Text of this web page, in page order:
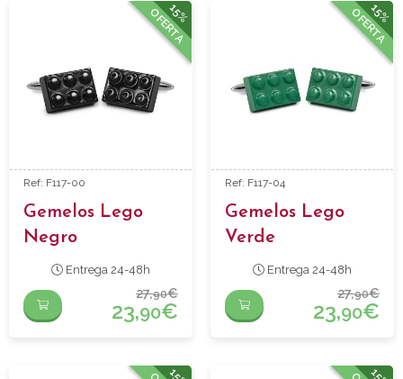
15%
OFERTA
Ref: F117-00
Gemelos Lego
Negro
Entrega 24-48h
27,90€
23,90€
15%
OFERTA
Ref: F117-04
Gemelos Lego
Verde
Entrega 24-48h
27,90€
23,90€